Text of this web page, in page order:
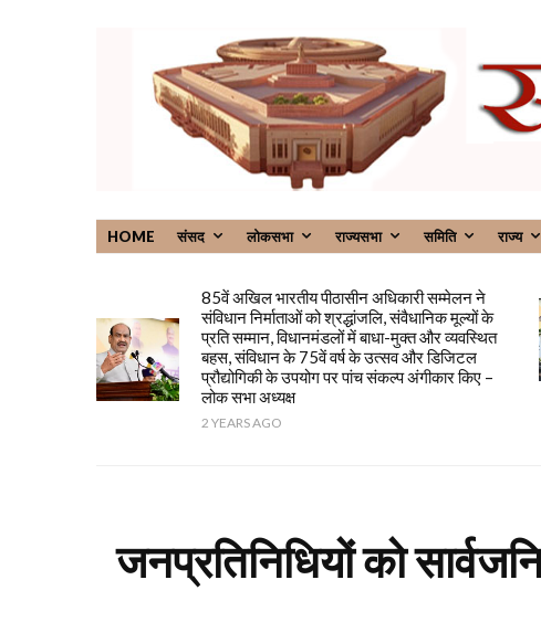
HOME संसद लोकसभा राज्यसभा समिति राज्य
85वें अखिल भारतीय पीठासीन अधिकारी सम्मेलन ने
संविधान निर्माताओं को श्रद्धांजलि, संवैधानिक मूल्यों के
प्रति सम्मान, विधानमंडलों में बाधा-मुक्त और व्यवस्थित
बहस, संविधान के 75वें वर्ष के उत्सव और डिजिटल
प्रौद्योगिकी के उपयोग पर पांच संकल्प अंगीकार किए –
लोक सभा अध्यक्ष
2 YEARS AGO
जनप्रतिनिधियों को